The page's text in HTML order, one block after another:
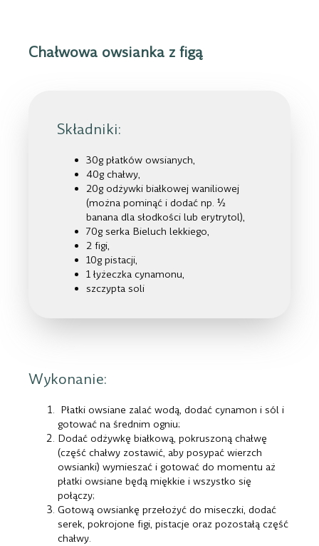
Chałwowa owsianka z figą
Składniki:
30g płatków owsianych,
40g chałwy,
20g odżywki białkowej waniliowej
(można pominąć i dodać np. ½
banana dla słodkości lub erytrytol),
70g serka Bieluch lekkiego,
2 figi,
10g pistacji,
1 łyżeczka cynamonu,
szczypta soli
Wykonanie:
Płatki owsiane zalać wodą, dodać cynamon i sól i
gotować na średnim ogniu;
Dodać odżywkę białkową, pokruszoną chałwę
(część chałwy zostawić, aby posypać wierzch
owsianki) wymieszać i gotować do momentu aż
płatki owsiane będą miękkie i wszystko się
połączy;
Gotową owsiankę przełożyć do miseczki, dodać
serek, pokrojone figi, pistacje oraz pozostałą część
chałwy.